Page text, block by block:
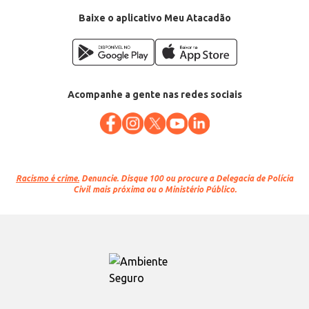
Baixe o aplicativo Meu Atacadão
Acompanhe a gente nas redes sociais
Racismo é crime. Denuncie. Disque 100 ou procure a Delegacia de Polícia
Civil mais próxima ou o Ministério Público.